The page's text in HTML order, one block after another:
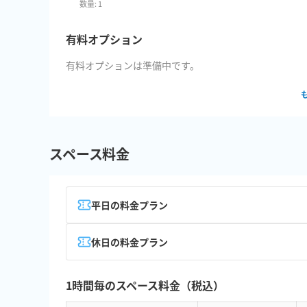
数量: 1
有料オプション
有料オプションは準備中です。
スペース料金
平日の料金プラン
休日の料金プラン
1時間毎のスペース料金（税込）